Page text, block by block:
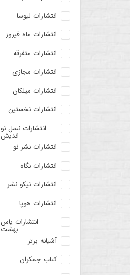
انتشارات لیوسا
انتشارات ماه فیروز
انتشارات متفرقه
انتشارات مجازی
انتشارات میلکان
انتشارات نخستین
انتشارات نسل نو
اندیش
انتشارات نشر نو
انتشارات نگاه
انتشارات نیکو نشر
انتشارات هوپا
انتشارات یاس
بهشت
آشیانه برتر
کتاب جمکران